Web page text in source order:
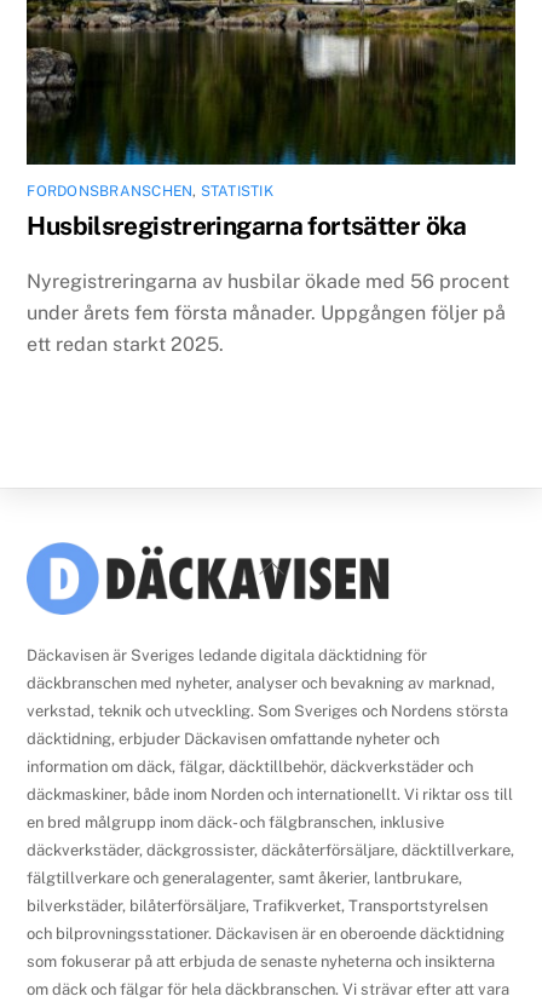
FORDONSBRANSCHEN, STATISTIK
Husbilsregistreringarna fortsätter öka
Nyregistreringarna av husbilar ökade med 56 procent
under årets fem första månader. Uppgången följer på
ett redan starkt 2025.
Back
To
Däckavisen är Sveriges ledande digitala däcktidning för
däckbranschen med nyheter, analyser och bevakning av marknad,
verkstad, teknik och utveckling. Som Sveriges och Nordens största
däcktidning, erbjuder Däckavisen omfattande nyheter och
information om däck, fälgar, däcktillbehör, däckverkstäder och
däckmaskiner, både inom Norden och internationellt. Vi riktar oss till
en bred målgrupp inom däck- och fälgbranschen, inklusive
däckverkstäder, däckgrossister, däckåterförsäljare, däcktillverkare,
fälgtillverkare och generalagenter, samt åkerier, lantbrukare,
bilverkstäder, bilåterförsäljare, Trafikverket, Transportstyrelsen
och bilprovningsstationer. Däckavisen är en oberoende däcktidning
som fokuserar på att erbjuda de senaste nyheterna och insikterna
om däck och fälgar för hela däckbranschen. Vi strävar efter att vara